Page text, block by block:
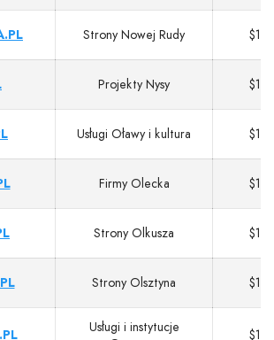
Strony Nowej Rudy $13
Projekty Nysy $13
Usługi Oławy i kultura $13
Firmy Olecka $13
Strony Olkusza $13
Strony Olsztyna $13
Usługi i instytucje
$13